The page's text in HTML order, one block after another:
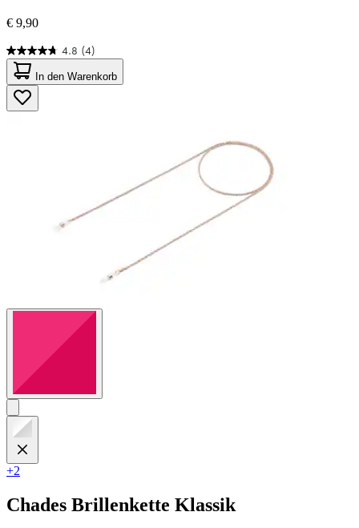
€ 9,90
4.8 (4)
4.8
von
5
Sternen.
4
In den Warenkorb
+2
Chades Brillenkette Klassik